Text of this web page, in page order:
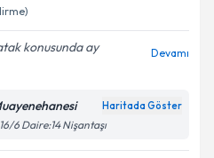
kişisel verilerimin belirtilen
kabul ediyorum.
konusunda ay
Devamı
Haritada Göster
6 Daire:14 Nişantaşı